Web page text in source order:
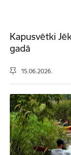
Kapusvētki
gadā
15.06.2026.